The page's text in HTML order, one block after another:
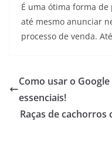
É uma ótima forma
até mesmo anunciar
processo de venda.
Como usar o
essenciais!
Raças de cachorros